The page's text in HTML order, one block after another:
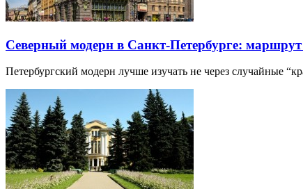
Северный модерн в Санкт-Петербурге:
Петербургский модерн лучше изучать не через случайные